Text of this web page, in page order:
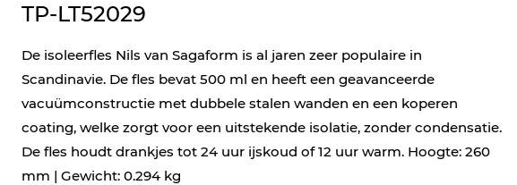
TP-LT52029
De isoleerfles Nils van Sagaform is al jaren zeer populaire in
Scandinavie. De fles bevat 500 ml en heeft een geavanceerde
vacuümconstructie met dubbele stalen wanden en een koperen
coating, welke zorgt voor een uitstekende isolatie, zonder condensatie.
De fles houdt drankjes tot 24 uur ijskoud of 12 uur warm. Hoogte: 260
mm | Gewicht: 0.294 kg